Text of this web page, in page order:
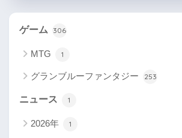
ゲーム 306
MTG 1
グランブルーファンタジー 253
ニュース 1
2026年 1